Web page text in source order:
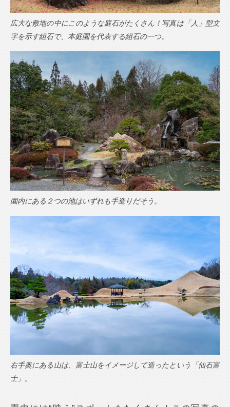
広大な敷地の中にこのような庭石がたくさん！写真は「人」型文
字を示す組石で、本庭園を代表する組石の一つ。
園内にある２つの池はいずれも手造りだそう。
右手奥にある山は、富士山をイメージして造ったという「仙石富
士」。